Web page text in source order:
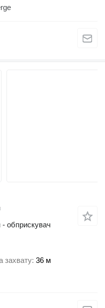
обприскувач
захвату 36 м